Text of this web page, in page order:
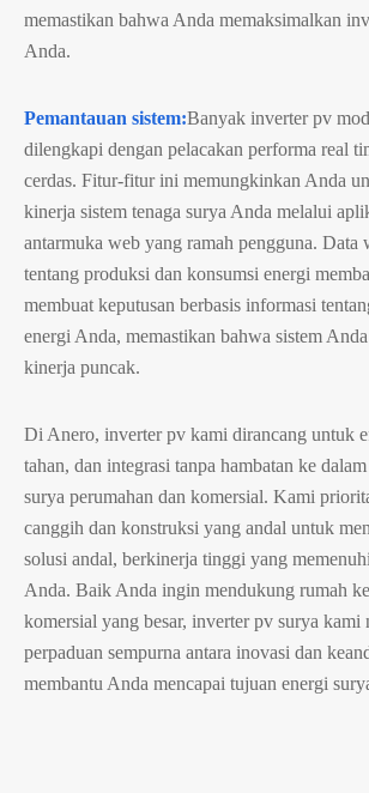
memastikan bahwa Anda memaksimalkan
Anda.
Pemantauan sistem:Banyak inverter pv
dilengkapi dengan pelacakan performa real
cerdas. Fitur-fitur ini memungkinkan Anda
kinerja sistem tenaga surya Anda melalui
antarmuka web yang ramah pengguna. Data
tentang produksi dan konsumsi energi
membuat keputusan berbasis informasi
energi Anda, memastikan bahwa sistem
kinerja puncak.
Di Anero, inverter pv kami dirancang untuk
tahan, dan integrasi tanpa hambatan ke
surya perumahan dan komersial. Kami
canggih dan konstruksi yang andal untuk
solusi andal, berkinerja tinggi yang
Anda. Baik Anda ingin mendukung rumah
komersial yang besar, inverter pv surya kami
perpaduan sempurna antara inovasi dan
membantu Anda mencapai tujuan energi